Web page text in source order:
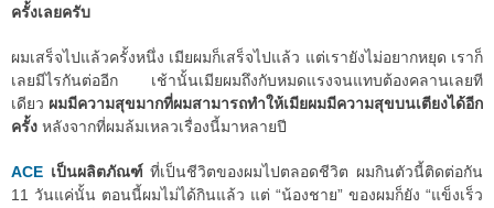
ครั้งเลยครับ
ผมเสร็จไปแล้วครั้งหนึ่ง เมียผมก็เสร็จไปแล้ว แต่เรายังไม่อยากหยุด เราก็
เลยมีไรกันต่ออีก เช้านั้นเมียผมถึงกับหมดแรงจนแทบต้องคลานเลยที
เดียว ผมมีความสุขมากที่ผมสามารถทำให้เมียผมมีความสุขบนเตียงได้อีก
ครั้ง หลังจากที่ผมล้มเหลวเรื่องนี้มาหลายปี
ACE เป็นผลิตภัณฑ์ที่เป็นชีวิตของผมไปตลอดชีวิต ผมกินตัวนี้ติดต่อกัน
11 วันแค่นั้น ตอนนี้ผมไม่ได้กินแล้ว แต่ “น้องชาย” ของผมก็ยัง “แข็งเร็ว